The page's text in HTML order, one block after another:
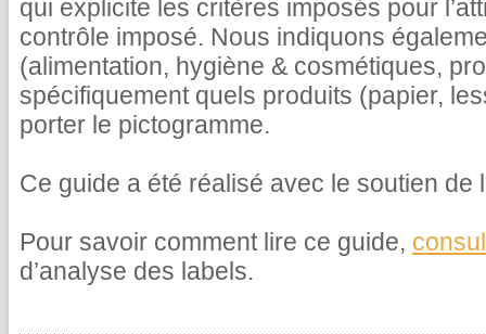
qui explicite les critères imposés pour
contrôle imposé. Nous indiquons
(alimentation, hygiène & cosmétiques,
spécifiquement quels produits (papier,
porter le pictogramme.
Ce guide a été réalisé avec le soutien de
Pour savoir comment lire ce guide,
d’analyse des labels.